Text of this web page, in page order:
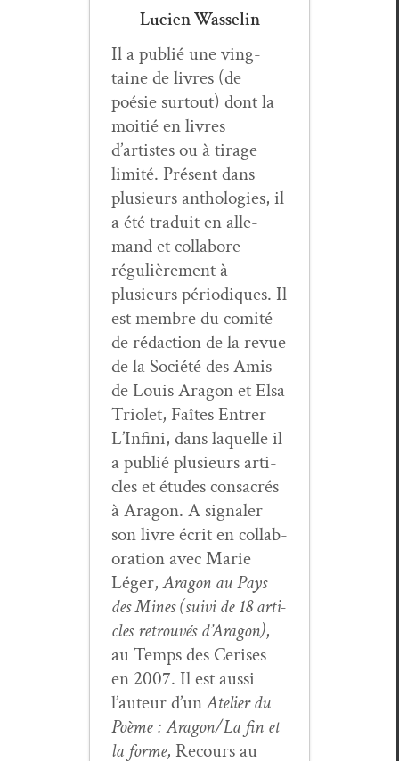
Lucien Wasselin
Il a pub­lié une ving­
taine de livres (de
poésie surtout) dont la
moitié en livres
d’artistes ou à tirage
lim­ité. Présent dans
plusieurs antholo­gies, il
a été traduit en alle­
mand et col­la­bore
régulière­ment à
plusieurs péri­odiques. Il
est mem­bre du comité
de rédac­tion de la revue
de la Société des Amis
de Louis Aragon et Elsa
Tri­o­let, Faîtes Entr­er
L’In­fi­ni, dans laque­lle il
a pub­lié plusieurs arti­
cles et études con­sacrés
à Aragon. A sig­naler
son livre écrit en col­lab­
o­ra­tion avec Marie
Léger,Aragon au Pays
des Mines (suivi de 18 arti­
cles retrou­vés d’Aragon),
au Temps des Ceris­es
en 2007. Il est aus­si
l’au­teur d’unAte­lier du
Poème : Aragon/La fin et
la forme, Recours au